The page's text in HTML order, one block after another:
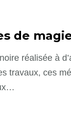
de
réalisée à
travaux, ces